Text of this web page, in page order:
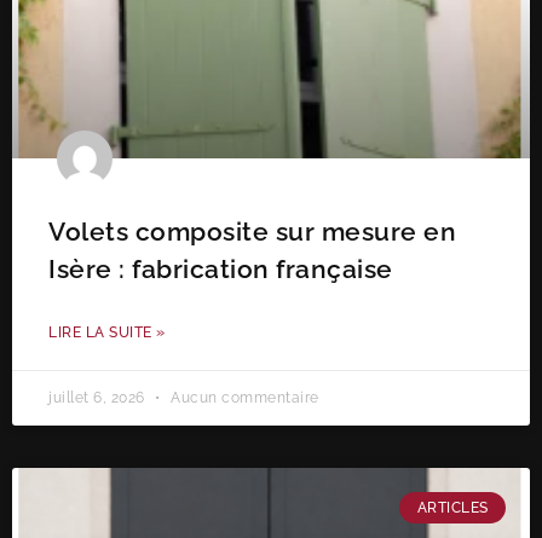
Volets composite sur mesure en
Isère : fabrication française
LIRE LA SUITE »
juillet 6, 2026 Aucun commentaire
ARTICLES